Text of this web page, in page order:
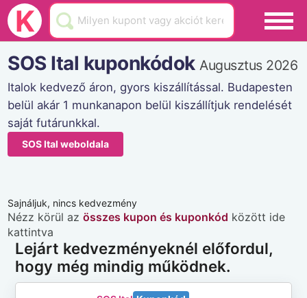
K
Black Friday
Hamarosan lejár
Üzletek
Blog
Akciók
SOS Ital kuponkódokAugusztus 2026
Italok kedvező áron, gyors kiszállítással. Budapesten
belül akár 1 munkanapon belül kiszállítjuk rendelését
saját futárunkkal.
SOS Ital weboldala
Sajnáljuk, nincs kedvezmény
Nézz körül azösszes kupon és kuponkód között ide
kattintva
Lejárt kedvezményeknél előfordul,
hogy még mindig működnek.